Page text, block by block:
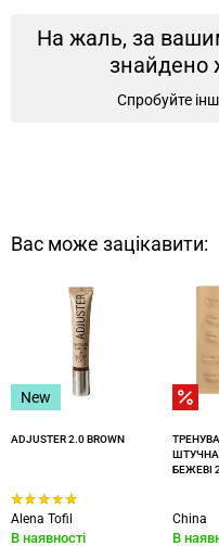
На жаль, за
знайдено
Спробуйте
Вас може зацікавити:
New
ADJUSTER 2.0 BROWN
Alena Tofil
В наявності
ШТУЧНА
БЕЖЕВІ
China
В